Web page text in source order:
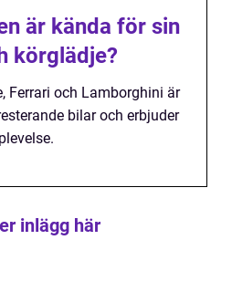
är kända för sin
körglädje?
Ferrari och Lamborghini är
bilar och erbjuder
inlägg här